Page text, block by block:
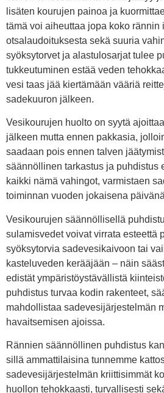
lisäten kourujen painoa ja
tämä voi aiheuttaa jopa koko rännin
otsalaudoituksesta sekä suuria
syöksytorvet ja alastulosarjat tulee
tukkeutuminen estää veden
vesi taas jää kiertämään vääriä
sadekuuron jälkeen.
Vesikourujen huolto on syytä
jälkeen mutta ennen pakkasia,
saadaan pois ennen talven
säännöllinen tarkastus ja puhdistus
kaikki nämä vahingot, varmistaen
toiminnan vuoden jokaisena
Vesikourujen säännöllisellä
sulamisvedet voivat virrata esteettä
syöksytorvia sadevesikaivoon tai
kasteluveden kerääjään – näin
edistät ympäristöystävällistä
puhdistus turvaa kodin rakenteet,
mahdollistaa sadevesijärjestelmän
havaitsemisen ajoissa.
Rännien säännöllinen puhdistus
sillä ammattilaisina tunnemme
sadevesijärjestelmän kriittisimmät
huollon tehokkaasti, turvallisesti